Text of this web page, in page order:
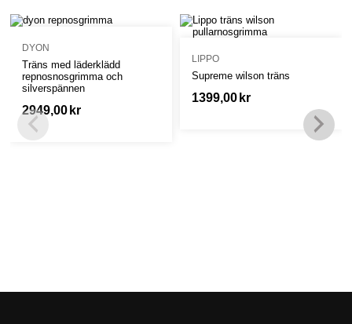
DYON
Träns med läderklädd
repnosnosgrimma och
silverspännen
2949,00 kr
LIPPO
Supreme wilson träns
1399,00 kr